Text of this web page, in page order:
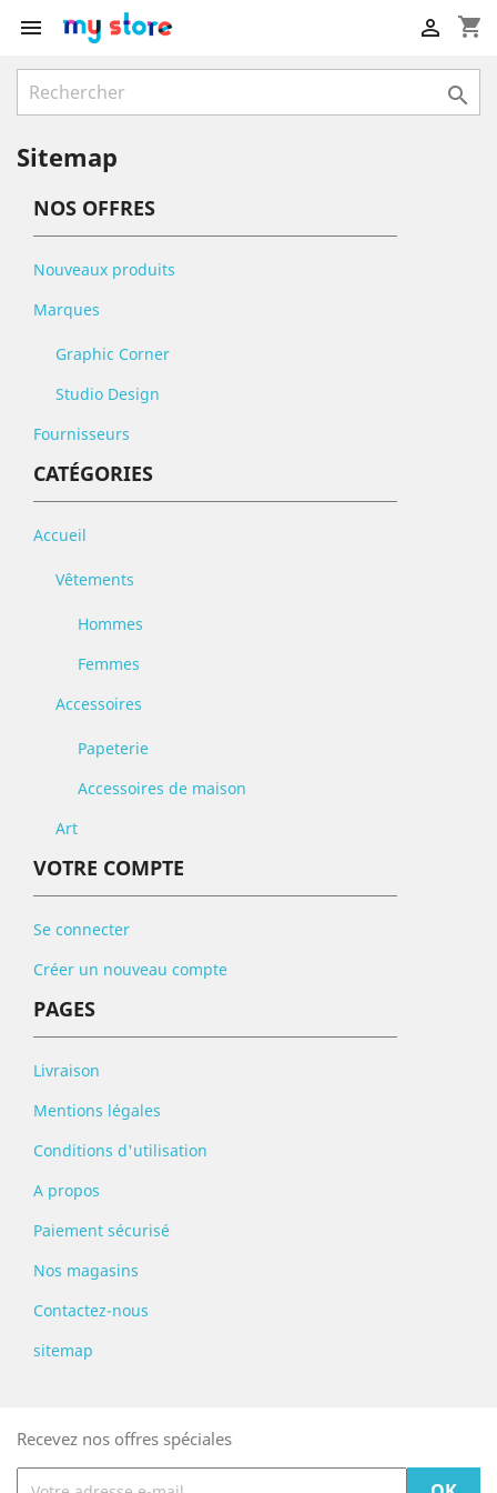
 shopping_cart


Sitemap
NOS OFFRES
Nouveaux produits
Marques
Graphic Corner
Studio Design
Fournisseurs
CATÉGORIES
Accueil
Vêtements
Hommes
Femmes
Accessoires
Papeterie
Accessoires de maison
Art
VOTRE COMPTE
Se connecter
Créer un nouveau compte
PAGES
Livraison
Mentions légales
Conditions d'utilisation
A propos
Paiement sécurisé
Nos magasins
Contactez-nous
sitemap
Recevez nos offres spéciales